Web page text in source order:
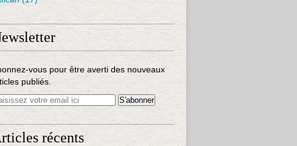
vous pour être averti des nouveaux
publiés.
récents